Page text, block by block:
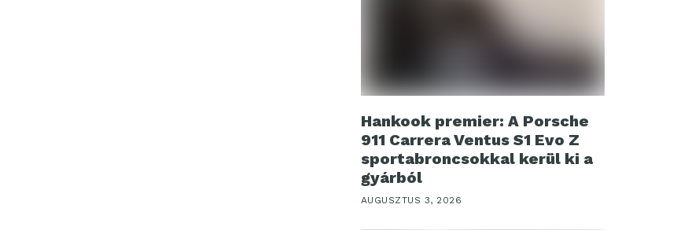
Hankook premier: A Porsche
911 Carrera Ventus S1 Evo Z
sportabroncsokkal kerül ki a
gyárból
AUGUSZTUS 3, 2026